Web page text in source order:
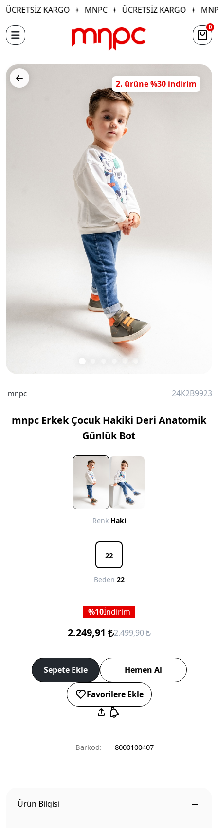
ÜCRETSİZ KARGO MNPC ÜCRETSİZ KARGO
0
2. ürüne %30 indirim
mnpc 24K2B9923
mnpc Erkek Çocuk Hakiki Deri Anatomik
Günlük Bot
Renk Haki
22
Beden 22
10İndirim
2.249,91 2.499,90
Sepete Ekle Hemen Al
Favorilere Ekle
Barkod: 8000100407
Ürün Bilgisi